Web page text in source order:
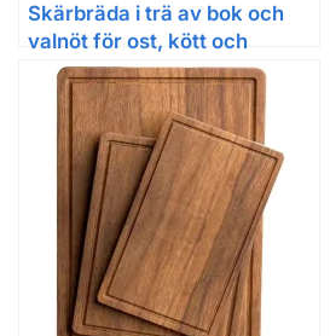
Skärbräda i trä av bok och
valnöt för ost, kött och
köksbruk